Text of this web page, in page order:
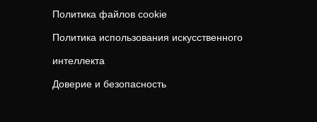
Политика файлов cookie
Политика использования искусственного
интеллекта
Доверие и безопасность